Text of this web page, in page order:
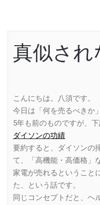
真似され
こんにちは。八須です。
今日は「何を売るべきか
5年も前のものですが、
ダイソンの功績
要約すると、ダイソンの
て、「高機能・高価格」
家電が売れるということ
た、という話です。
同じコンセプトだと、ヘ